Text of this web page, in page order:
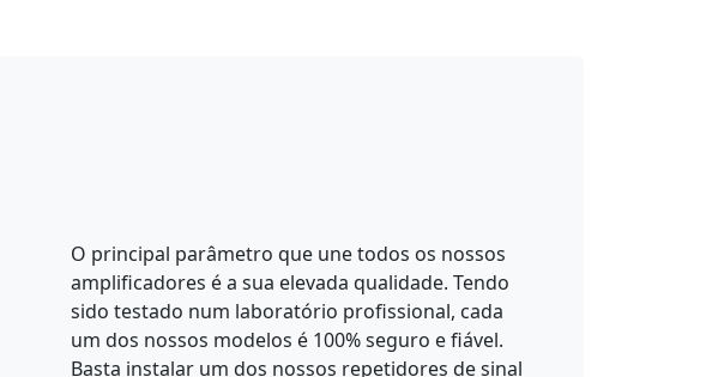
O principal parâmetro que une todos os nossos
amplificadores é a sua elevada qualidade. Tendo
sido testado num laboratório profissional, cada
um dos nossos modelos é 100% seguro e fiável.
Basta instalar um dos nossos repetidores de sinal